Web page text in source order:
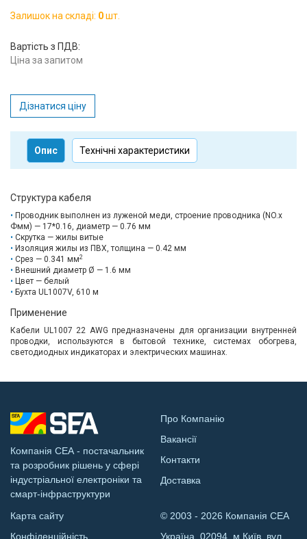
Залишок на складі: 0шт.
Вартість з ПДВ:
Ціна за запитом
Дізнатися ціну
Опис Технічні характеристики
Структура кабеля
Проводник выполнен из луженой меди, строение проводника (NO.x
Фмм) — 17*0.16, диаметр — 0.76 мм
Скрутка — жилы витые
Изоляция жилы из ПВХ, толщина — 0.42 мм
Срез — 0.341 мм2
Внешний диаметр Ø — 1.6 мм
Цвет — белый
Бухта UL1007V, 610 м
Применение
Кабели UL1007 22 AWG предназначены для организации внутренней
проводки, используются в бытовой технике, системах обогрева,
светодиодных индикаторах и электрических машинах.
Компанія СЕА - постачальник
та розробник рішень у сфері
індустріальної електроніки та
смарт-інфраструктури
Про Компанію
Вакансії
Контакти
Доставка
Карта сайту
Конфіденційність
© 2003 - 2026 Компанія СЕА
Україна, 02094, м.Київ, вул.